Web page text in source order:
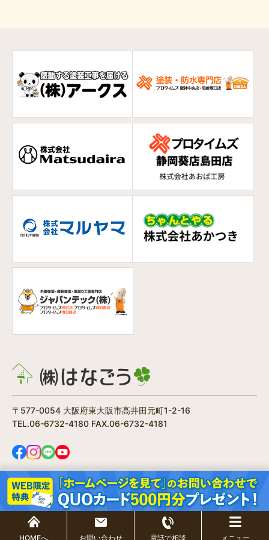
〒577-0054 大阪府東大阪市高井田元町1-2-16
TEL.06-6732-4180 FAX.06-6732-4181
Copyright © 2026(株)はなごう All Rights Reserved.
個人情報保護方針
HOMEへ お問い合わせ 電話で相談 メニュー